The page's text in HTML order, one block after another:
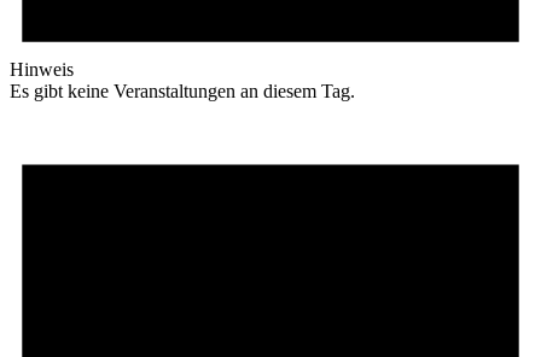
Hinweis
Es gibt keine Veranstaltungen an diesem Tag.